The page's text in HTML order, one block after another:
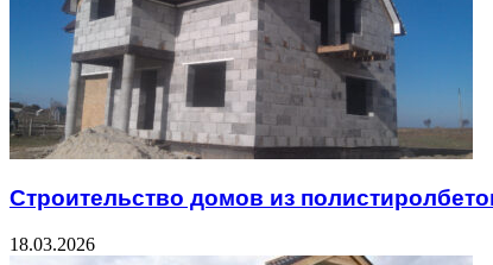
Строительство домов из
18.03.2026